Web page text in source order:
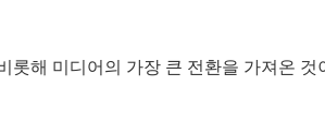
해 미디어의 가장 큰 전환을 가져온 것